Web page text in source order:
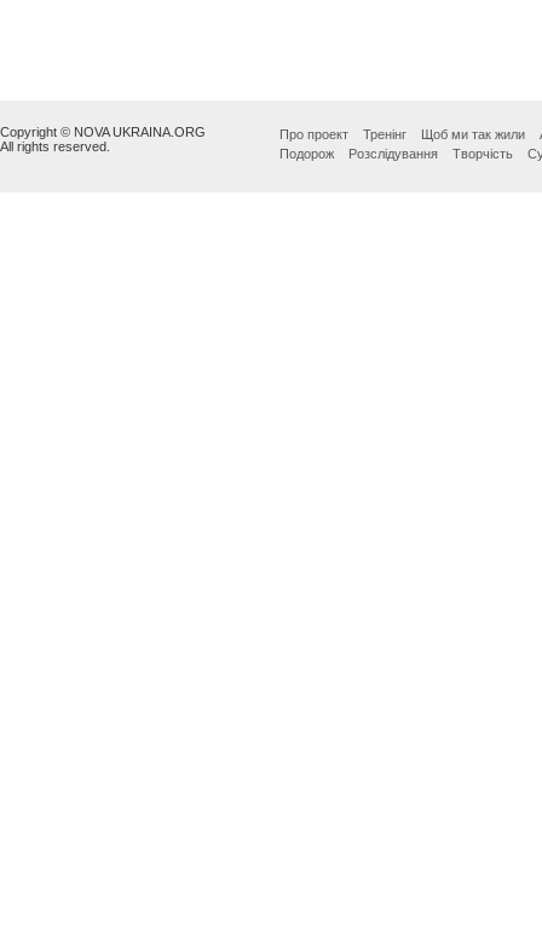
Copyright © NOVA UKRAINA.ORG
All rights reserved.
Про проект Тренінг Щоб ми так жили
Подорож
Розслідування Творчість